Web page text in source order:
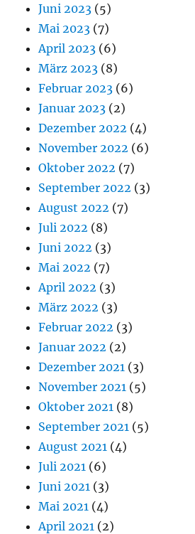
Juni 2023 (5)
Mai 2023 (7)
April 2023 (6)
März 2023 (8)
Februar 2023 (6)
Januar 2023 (2)
Dezember 2022 (4)
November 2022 (6)
Oktober 2022 (7)
September 2022 (3)
August 2022 (7)
Juli 2022 (8)
Juni 2022 (3)
Mai 2022 (7)
April 2022 (3)
März 2022 (3)
Februar 2022 (3)
Januar 2022 (2)
Dezember 2021 (3)
November 2021 (5)
Oktober 2021 (8)
September 2021 (5)
August 2021 (4)
Juli 2021 (6)
Juni 2021 (3)
Mai 2021 (4)
April 2021 (2)